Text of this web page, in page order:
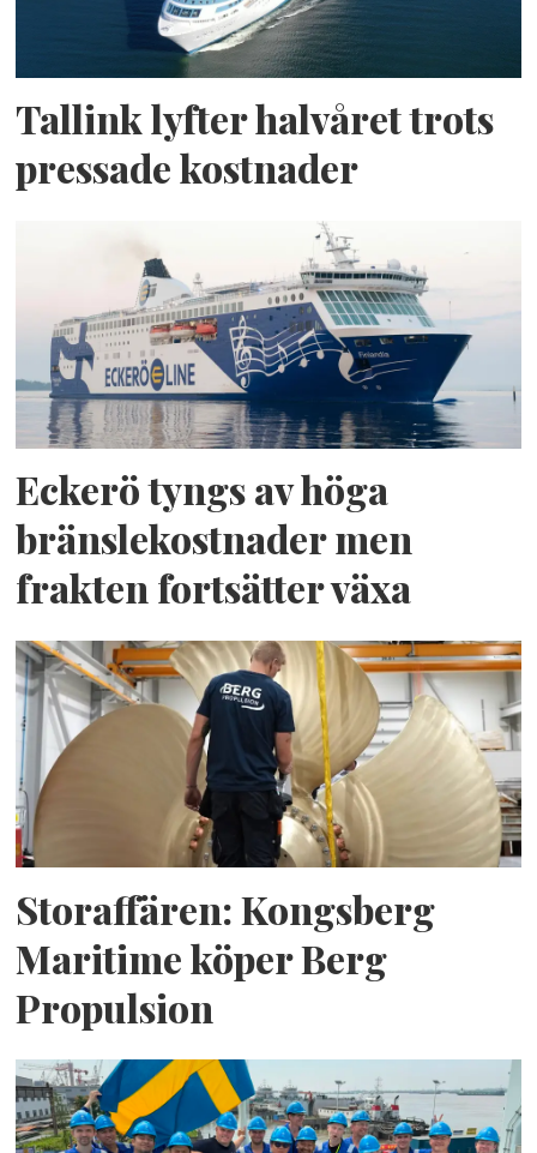
Tallink lyfter halvåret trots
pressade kostnader
Eckerö tyngs av höga
bränslekostnader men
frakten fortsätter växa
Storaffären: Kongsberg
Maritime köper Berg
Propulsion